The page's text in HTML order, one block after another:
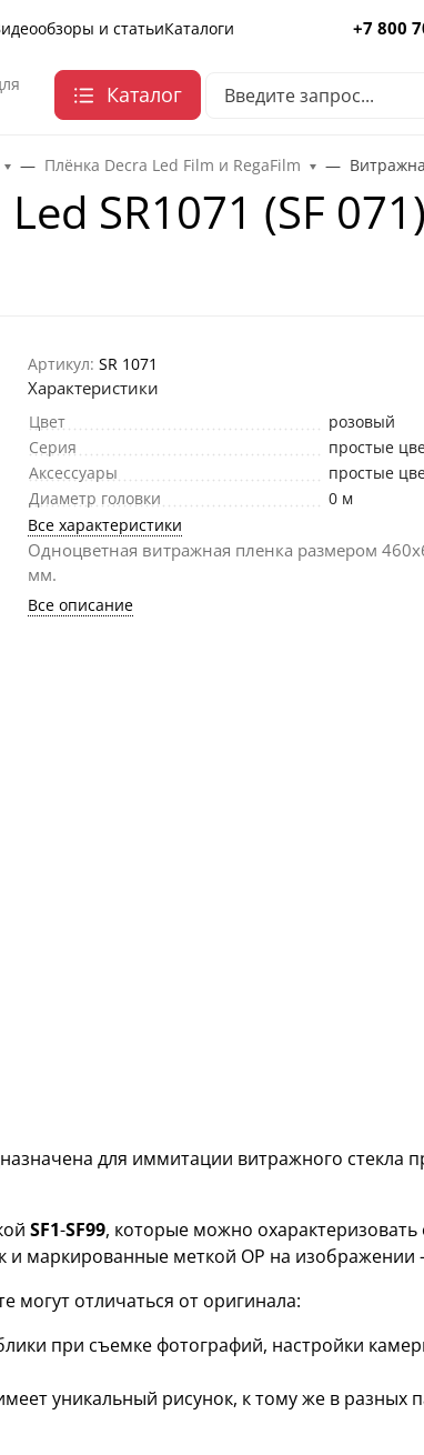
и статьиКаталоги +7 800
Каталог
Плёнка Decra Led Film и RegaFilm
SR1071 (SF 071)
Артикул: SR 1071
Характеристики
Цвет
розовый
Серия
простые
Аксессуары
простые
Диаметр головки
0 м
Все характеристики
Одноцветная витражная пленка размером
мм.
Все описание
для иммитации витражного стекла
SF1-SF99, которые можно
и маркированные меткой OP на
отличаться от оригинала:
при съемке фотографий, настройки
уникальный рисунок, к тому же в разных